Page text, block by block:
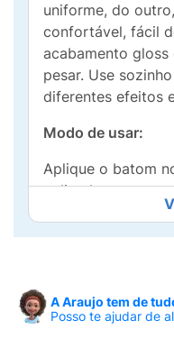
uniforme, do
confortável, fácil
acabamento gloss
pesar. Use
diferentes efeitos
Modo de usar:
Aplique o batom
aplicador.
Depois de seco,
crianças.
A Araujo tem de
Posso te ajudar de